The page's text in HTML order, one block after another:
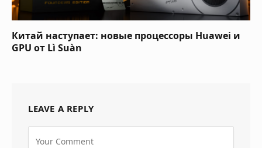
Китай наступает: новые процессоры Huawei и
GPU от Lì Suàn
LEAVE A REPLY